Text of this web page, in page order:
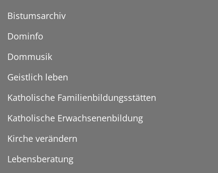
Bistumsarchiv
Dominfo
Dommusik
Geistlich leben
Katholische Familienbildungsstätten
Katholische Erwachsenenbildung
Kirche verändern
Lebensberatung